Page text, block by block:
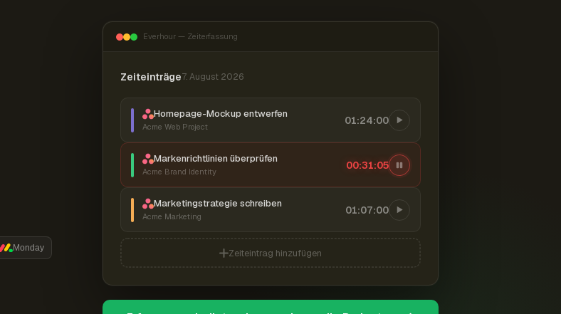
Monday
Everhour — Zeiterfassung
Zeiteinträge7. August 2026
Homepage-Mockup entwerfen
Acme Web Project
01:24:00
Markenrichtlinien überprüfen
Acme Brand Identity
00:31:06
Marketingstrategie schreiben
Acme Marketing
01:07:00
Zeiteintrag hinzufügen